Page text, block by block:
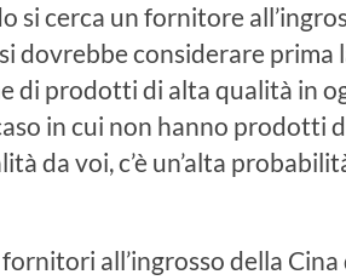
si cerca un fornitore
dovrebbe considerare prima
di prodotti di alta qualità in
in cui non hanno prodotti
da voi, c’è un’alta
all’ingrosso della